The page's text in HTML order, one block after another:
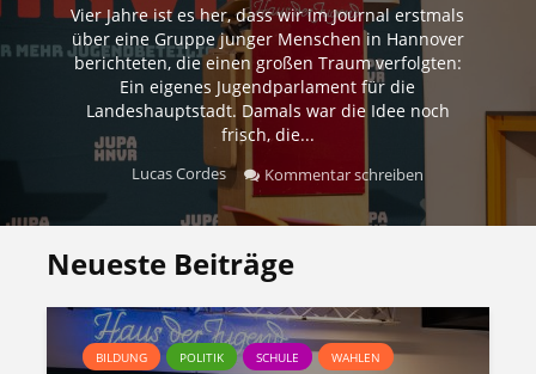
Vier Jahre ist es her, dass wir im Journal erstmals
über eine Gruppe junger Menschen in Hannover
berichteten, die einen großen Traum verfolgten:
Ein eigenes Jugendparlament für die
Landeshauptstadt. Damals war die Idee noch
frisch, die...
Lucas Cordes Kommentar schreiben
Neueste Beiträge
BILDUNG POLITIK SCHULE WAHLEN